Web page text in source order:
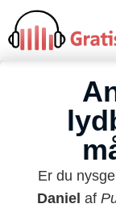
Er du
Daniel af